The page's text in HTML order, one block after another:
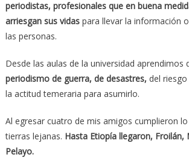
periodistas, profesionales que en buena
arriesgan sus vidaspara llevar la información
las personas.
Desde las aulas de la universidad aprendimos
periodismo de guerra, de desastres, del
la actitud temeraria para asumirlo.
Al egresar cuatro de mis amigos cumplieron
tierras lejanas. Hasta Etiopía llegaron, Froilán,
Pelayo.